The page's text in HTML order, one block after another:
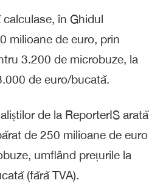
în Ghidul
milioane de euro, prin
3.200 de microbuze, la
de euro/bucată.
de la ReporterIS arată
de 250 milioane de euro
umflând prețurile la
(fără TVA).